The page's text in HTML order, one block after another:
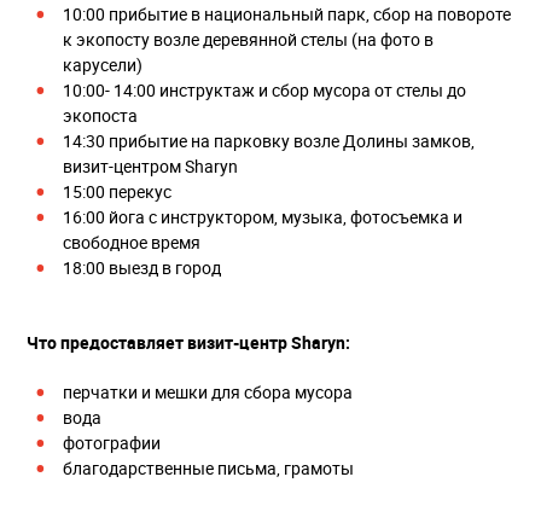
10:00 прибытие в национальный парк, сбор на повороте
к экопосту возле деревянной стелы (на фото в
карусели)
10:00- 14:00 инструктаж и сбор мусора от стелы до
экопоста
14:30 прибытие на парковку возле Долины замков,
визит-центром Sharyn
15:00 перекус
16:00 йога с инструктором, музыка, фотосъемка и
свободное время
18:00 выезд в город
Что предоставляет визит-центр Sharyn:
перчатки и мешки для сбора мусора
вода
фотографии
благодарственные письма, грамоты